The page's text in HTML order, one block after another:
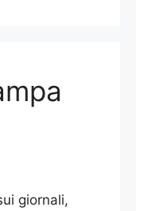
giornali,